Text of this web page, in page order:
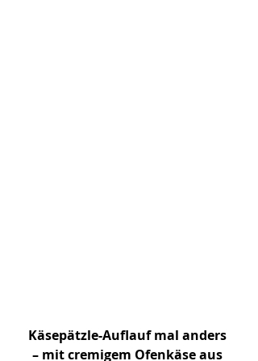
Käsepätzle-Auflauf mal anders
– mit cremigem Ofenkäse aus